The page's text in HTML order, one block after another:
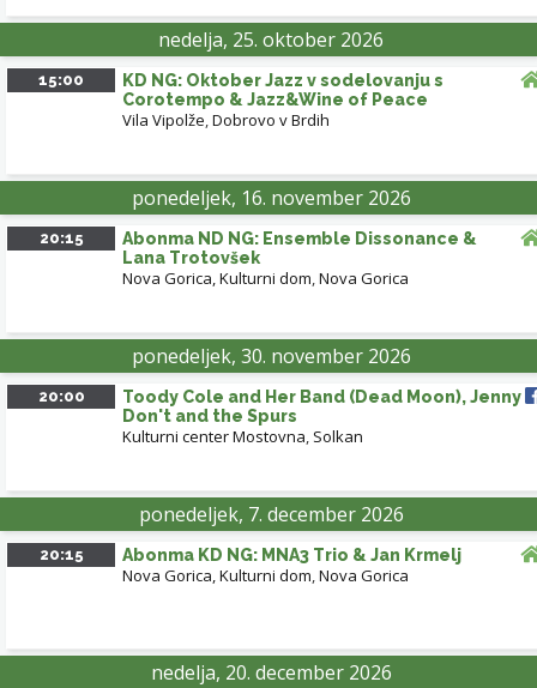
nedelja, 25. oktober 2026
15:00
KD NG: Oktober Jazz v sodelovanju s
Corotempo & Jazz&Wine of Peace
Vila Vipolže,Dobrovo v Brdih
ponedeljek, 16. november 2026
20:15
Abonma ND NG: Ensemble Dissonance &
Lana Trotovšek
Nova Gorica, Kulturni dom,Nova Gorica
ponedeljek, 30. november 2026
20:00
Toody Cole and Her Band (Dead Moon), Jenny
Don't and the Spurs
Kulturni center Mostovna, Solkan
ponedeljek, 7. december 2026
20:15 Abonma KD NG: MNA3 Trio & Jan Krmelj
Nova Gorica, Kulturni dom,Nova Gorica
nedelja, 20. december 2026